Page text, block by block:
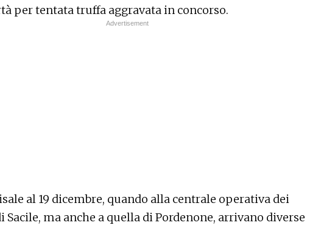
per tentata truffa aggravata in concorso.
al 19 dicembre, quando alla centrale operativa dei
Sacile, ma anche a quella di Pordenone, arrivano diverse